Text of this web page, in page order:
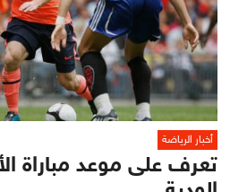
أخبار الرياضة
تعرف على موعد مباراة